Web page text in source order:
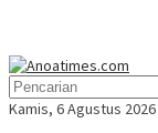
Menu
Mobile
Kamis, 6 Agustus 2026